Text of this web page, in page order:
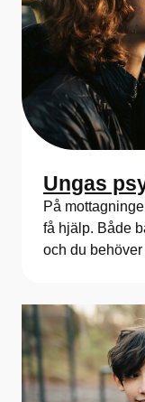
Ungas
På
få hjälp. Både
och du